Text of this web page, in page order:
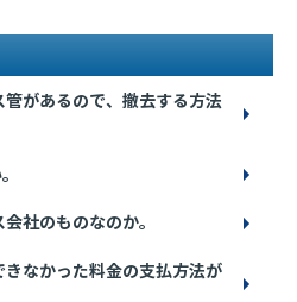
があるので、撤去する方法
社のものなのか。
なかった料金の支払方法が